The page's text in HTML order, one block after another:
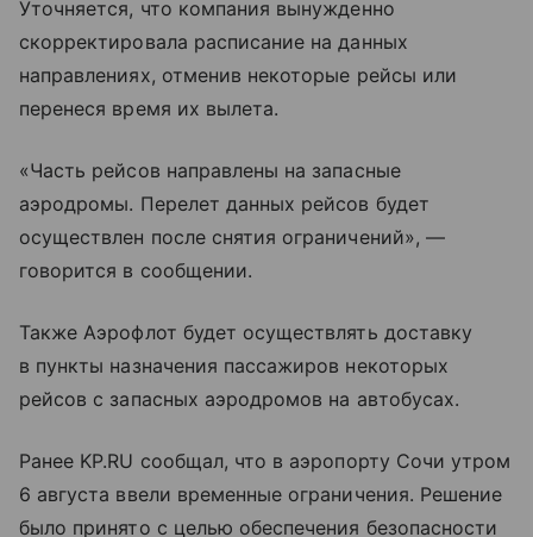
Уточняется, что компания вынужденно
скорректировала расписание на данных
направлениях, отменив некоторые рейсы или
перенеся время их вылета.
«Часть рейсов направлены на запасные
аэродромы. Перелет данных рейсов будет
осуществлен после снятия ограничений», —
говорится в сообщении.
Также Аэрофлот будет осуществлять доставку
в пункты назначения пассажиров некоторых
рейсов с запасных аэродромов на автобусах.
Ранее KP.RU сообщал, что в аэропорту Сочи утром
6 августа ввели временные ограничения. Решение
было принято с целью обеспечения безопасности